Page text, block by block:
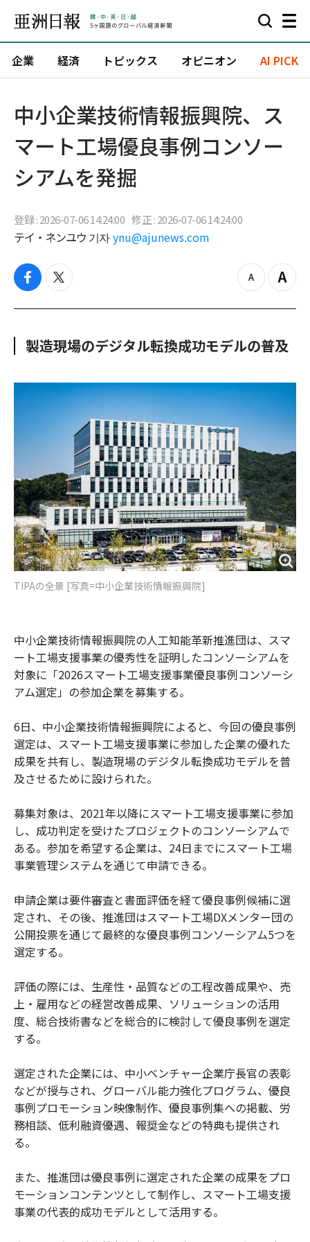
企業 経済 トピックス オピニオン AI PICK
中小企業技術情報振興院、ス
マート工場優良事例コンソー
シアムを発掘
登録 : 2026-07-06 14:24:00 修正 : 2026-07-06 14:24:00
テイ・ネンユウ 기자 ynu@ajunews.com
f
c
o
t
i
e
z
o
u
Z
o
n
製造現場のデジタル転換成功モデルの普及
TIPAの全景 [写真=中小企業技術情報振興院]
中小企業技術情報振興院の人工知能革新推進団は、スマ
ート工場支援事業の優秀性を証明したコンソーシアムを
対象に「2026スマート工場支援事業優良事例コンソーシ
アム選定」の参加企業を募集する。
6日、中小企業技術情報振興院によると、今回の優良事例
選定は、スマート工場支援事業に参加した企業の優れた
成果を共有し、製造現場のデジタル転換成功モデルを普
及させるために設けられた。
募集対象は、2021年以降にスマート工場支援事業に参加
し、成功判定を受けたプロジェクトのコンソーシアムで
ある。参加を希望する企業は、24日までにスマート工場
事業管理システムを通じて申請できる。
申請企業は要件審査と書面評価を経て優良事例候補に選
定され、その後、推進団はスマート工場DXメンター団の
公開投票を通じて最終的な優良事例コンソーシアム5つを
選定する。
評価の際には、生産性・品質などの工程改善成果や、売
上・雇用などの経営改善成果、ソリューションの活用
度、総合技術書などを総合的に検討して優良事例を選定
する。
選定された企業には、中小ベンチャー企業庁長官の表彰
などが授与され、グローバル能力強化プログラム、優良
事例プロモーション映像制作、優良事例集への掲載、労
務相談、低利融資優遇、報奨金などの特典も提供され
る。
また、推進団は優良事例に選定された企業の成果をプロ
モーションコンテンツとして制作し、スマート工場支援
事業の代表的成功モデルとして活用する。